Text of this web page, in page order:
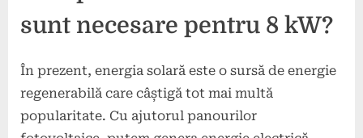
sunt necesare pentru 8 kW?
În prezent, energia solară este o sursă de energie
regenerabilă care câștigă tot mai multă
popularitate. Cu ajutorul panourilor